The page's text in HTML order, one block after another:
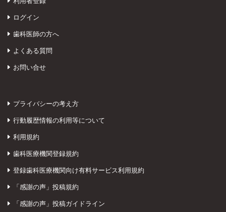
ログイン
歯科医師の方へ
よくある質問
お問い合せ
プライバシーの考え方
行動履歴情報の利用等について
利用規約
歯科医療機関登録規約
登録歯科医療機関向け有料サービス利用規約
「感謝の声」投稿規約
「感謝の声」投稿ガイドライン